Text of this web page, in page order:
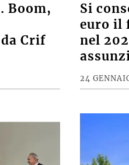
Boom,
Crif
Si
euro il
nel
24